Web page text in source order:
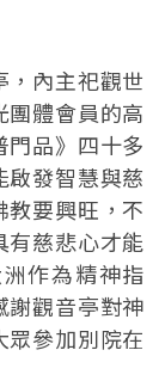
內主祀觀世
體會員的高
品》四十多
發智慧與慈
要興旺，不
有慈悲心才能
作為精神指
謝觀音亭對神
參加別院在